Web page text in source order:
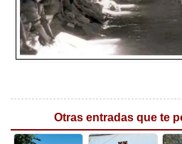
Otras entradas que te